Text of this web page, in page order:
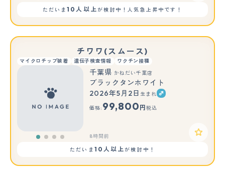
ただいま10人以上が検討中！人気急上昇中です！
チワワ(スムース)
マイクロチップ装着 遺伝子検査情報 ワクチン接種
千葉県 かねだい千葉店
ブラックタンホワイト
2026年5月2日 生まれ
価格: 99,800 円 税込
8時間前
ただいま 10人以上が検討中！